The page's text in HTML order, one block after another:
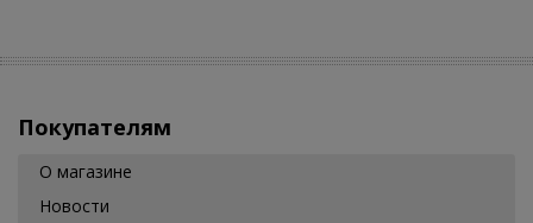
Покупателям
О магазине
Новости